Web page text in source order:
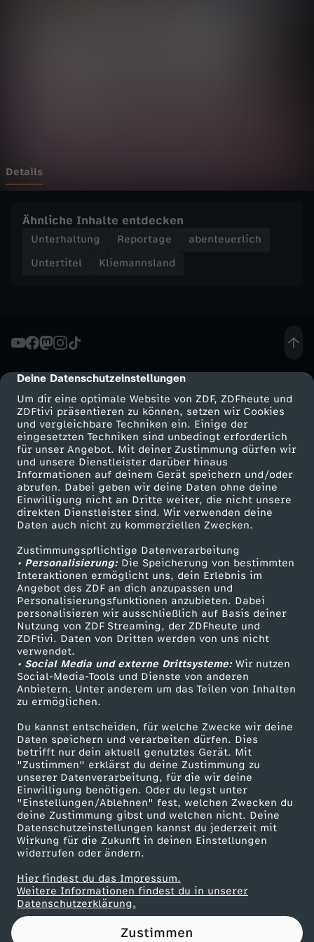
cmp-dialog-description
Deine Datenschutzeinstellungen
Um dir eine optimale Website von ZDF, ZDFheute und
ZDFtivi präsentieren zu können, setzen wir Cookies
und vergleichbare Techniken ein. Einige der
eingesetzten Techniken sind unbedingt erforderlich
für unser Angebot. Mit deiner Zustimmung dürfen wir
und unsere Dienstleister darüber hinaus
Informationen auf deinem Gerät speichern und/oder
abrufen. Dabei geben wir deine Daten ohne deine
Einwilligung nicht an Dritte weiter, die nicht unsere
direkten Dienstleister sind. Wir verwenden deine
Daten auch nicht zu kommerziellen Zwecken.
Zustimmungspflichtige Datenverarbeitung
• Personalisierung:Die Speicherung von bestimmten
Interaktionen ermöglicht uns, dein Erlebnis im
Angebot des ZDF an dich anzupassen und
Personalisierungsfunktionen anzubieten. Dabei
personalisieren wir ausschließlich auf Basis deiner
Nutzung von ZDF Streaming, der ZDFheute und
ZDFtivi. Daten von Dritten werden von uns nicht
verwendet.
• Social Media und externe Drittsysteme:Wir nutzen
Social-Media-Tools und Dienste von anderen
Anbietern. Unter anderem um das Teilen von Inhalten
zu ermöglichen.
Du kannst entscheiden, für welche Zwecke wir deine
Daten speichern und verarbeiten dürfen. Dies
betrifft nur dein aktuell genutztes Gerät. Mit
"Zustimmen" erklärst du deine Zustimmung zu
unserer Datenverarbeitung, für die wir deine
Einwilligung benötigen. Oder du legst unter
"Einstellungen/Ablehnen" fest, welchen Zwecken du
deine Zustimmung gibst und welchen nicht. Deine
Datenschutzeinstellungen kannst du jederzeit mit
Wirkung für die Zukunft in deinen Einstellungen
widerrufen oder ändern.
Hier findest du das Impressum.
Weitere Informationen findest du in unserer
Datenschutzerklärung.
Zustimmen
d
R
p
e
l
e
r
T
ü
f
t
e
l
t
a
g
e
-
H
a
Details
Ähnliche Inhalte entdecken
Unterhaltung Reportage
abenteuerlich
Untertitel
Kliemannsland
Mehr ZDF
ZDF-Apps
Smart TV
ZDFtext
Livestreams
Sendungen A-Z
TV-Programm
Service
ZDFmitreden
Kontakt zum ZDF
Tickets
Zuschauerservice
Hilfe
ZDF Unternehmen
Karriere
ZDF goes Schule
Werbefernsehen
Mainzelmännchen
Partner